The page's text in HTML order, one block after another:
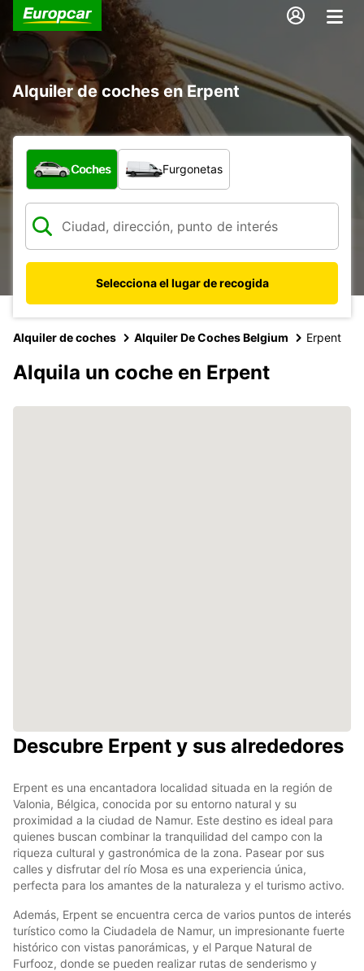
Alquiler de coches en Erpent
¿Qué tipo de vehículo?
Coches Furgonetas
Selecciona el lugar de recogida
Alquiler de coches Alquiler De Coches Belgium Erpent
Alquila un coche en Erpent
Descubre Erpent y sus alrededores
Erpent es una encantadora localidad situada en la región de
Valonia, Bélgica, conocida por su entorno natural y su
proximidad a la ciudad de Namur. Este destino es ideal para
quienes buscan combinar la tranquilidad del campo con la
riqueza cultural y gastronómica de la zona. Pasear por sus
calles y disfrutar del río Mosa es una experiencia única,
perfecta para los amantes de la naturaleza y el turismo activo.
Además, Erpent se encuentra cerca de varios puntos de interés
turístico como la Ciudadela de Namur, un impresionante fuerte
histórico con vistas panorámicas, y el Parque Natural de
Furfooz, donde se pueden realizar rutas de senderismo y